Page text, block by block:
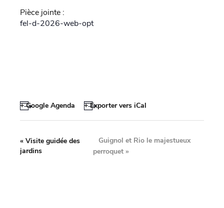
Pièce jointe :
fel-d-2026-web-opt
+ Google Agenda + Exporter vers iCal
« Visite guidée des
jardins
Guignol et Rio le majestueux
perroquet»